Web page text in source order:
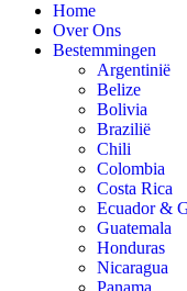
Home
Over Ons
Bestemmingen
Argentinië
Belize
Bolivia
Brazilië
Chili
Colombia
Costa Rica
Ecuador &
Guatemala
Honduras
Nicaragua
Panama